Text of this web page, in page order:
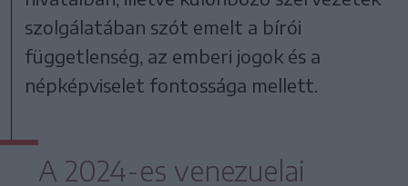
szolgálatában szót emelt a bírói
függetlenség, az emberi jogok és a
népképviselet fontossága mellett.
A 2024-es venezuelai